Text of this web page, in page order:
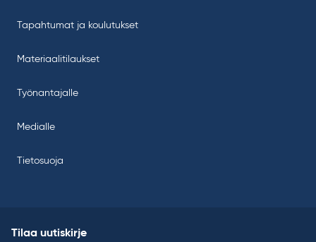
Tapahtumat ja koulutukset
Materiaalitilaukset
Työnantajalle
Medialle
Tietosuoja
Tilaa uutiskirje